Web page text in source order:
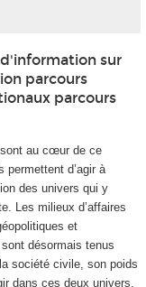
sur
parcours
parcours
au cœur de ce
d’agir à
des univers qui y
Les milieux d’affaires
et
désormais tenus
société civile, son poids
dans ces deux univers.